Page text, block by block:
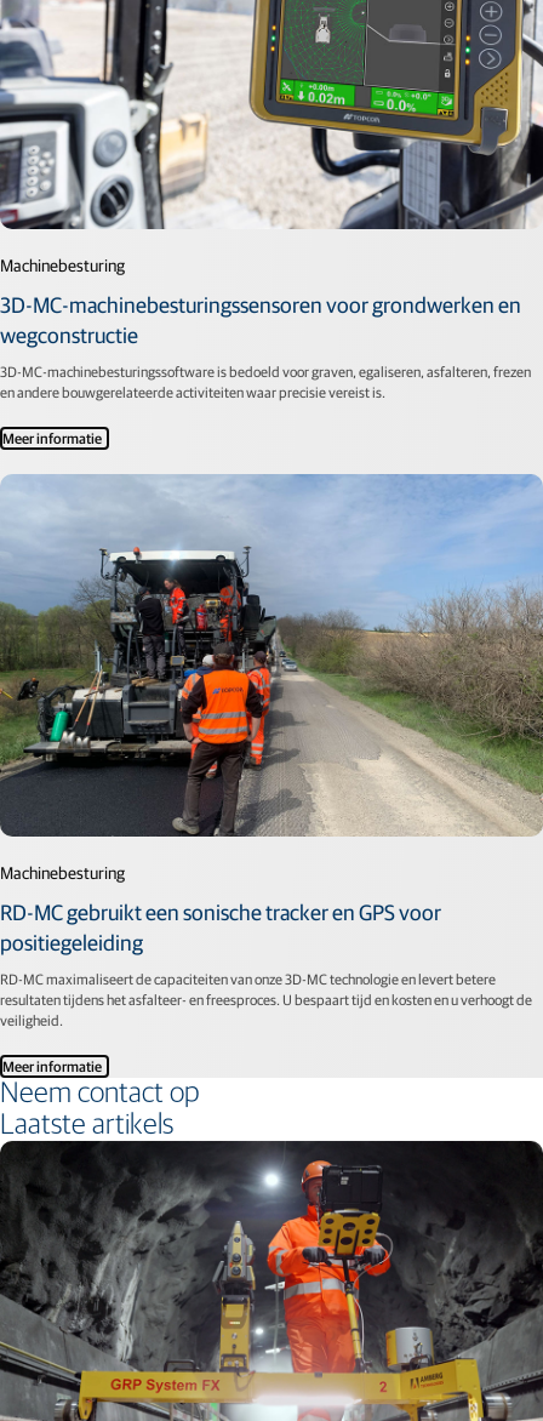
Machinebesturing
3D-MC-machinebesturingssensoren voor grondwerken en
wegconstructie
3D-MC-machinebesturingssoftware is bedoeld voor graven, egaliseren, asfalteren, frezen
en andere bouwgerelateerde activiteiten waar precisie vereist is.
Meer informatie
Machinebesturing
RD-MC gebruikt een sonische tracker en GPS voor
positiegeleiding
RD-MC maximaliseert de capaciteiten van onze 3D-MC technologie en levert betere
resultaten tijdens het asfalteer- en freesproces. U bespaart tijd en kosten en u verhoogt de
veiligheid.
Meer informatie
Neem contact op
Laatste artikels